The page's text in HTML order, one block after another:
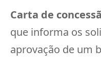
Carta de
que informa os
aprovação de um